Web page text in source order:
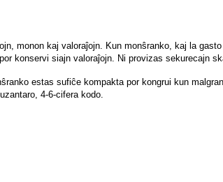
monon kaj valoraĵojn. Kun monŝranko, kaj la
konservi siajn valoraĵojn. Ni provizas sekurecajn
estas sufiĉe kompakta por kongrui kun
4-6-cifera kodo.